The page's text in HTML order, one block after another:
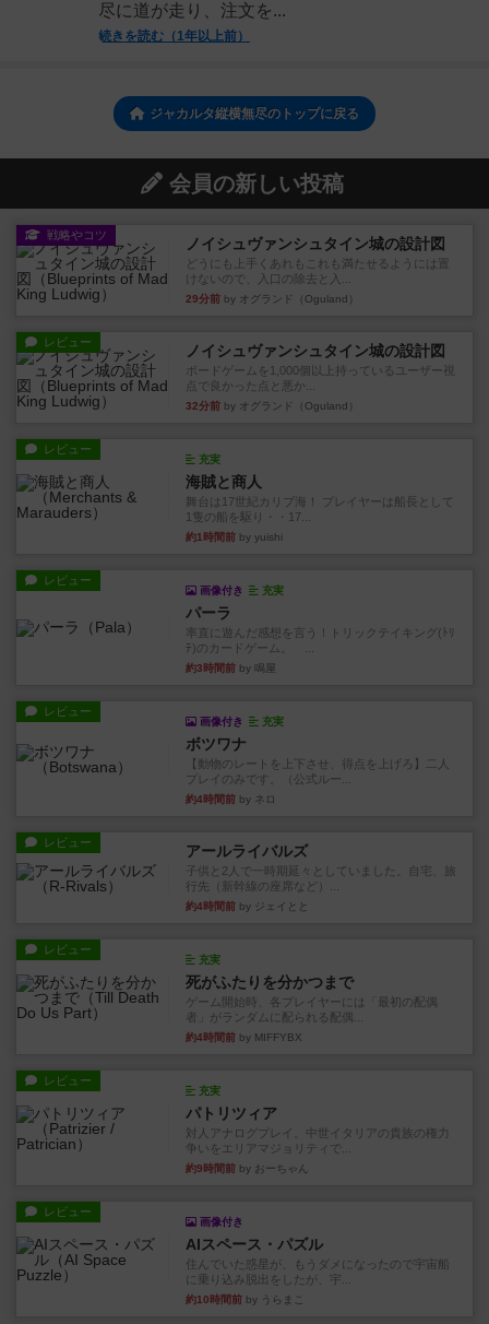
尽に道が走り、注文を...
続きを読む（1年以上前）
ジャカルタ縦横無尽のトップに戻る
会員の新しい投稿
戦略やコツ ノイシュヴァンシュタイン城の設計図
どうにも上手くあれもこれも満たせるようには置
けないので、入口の除去と入...
29分前 by オグランド（Oguland）
レビュー ノイシュヴァンシュタイン城の設計図
ボードゲームを1,000個以上持っているユーザー視
点で良かった点と悪か...
32分前 by オグランド（Oguland）
レビュー
充実
海賊と商人
舞台は17世紀カリブ海！ プレイヤーは船長として
1隻の船を駆り・・17...
約1時間前 by yuishi
レビュー
画像付き 充実
パーラ
率直に遊んだ感想を言う！トリックテイキング(ﾄﾘ
ﾃ)のカードゲーム。 ...
約3時間前 by 鳴屋
レビュー
画像付き 充実
ボツワナ
【動物のレートを上下させ、得点を上げろ】二人
プレイのみです。（公式ルー...
約4時間前 by ネロ
レビュー アールライバルズ
子供と2人で一時期延々としていました。自宅、旅
行先（新幹線の座席など）...
約4時間前 by ジェイとと
レビュー
充実
死がふたりを分かつまで
ゲーム開始時、各プレイヤーには「最初の配偶
者」がランダムに配られる配偶...
約4時間前 by MIFFYBX
レビュー
充実
パトリツィア
対人アナログプレイ。中世イタリアの貴族の権力
争いをエリアマジョリティで...
約9時間前 by おーちゃん
レビュー
画像付き
AIスペース・パズル
住んでいた惑星が、もうダメになったので宇宙船
に乗り込み脱出をしたが、宇...
約10時間前 by うらまこ